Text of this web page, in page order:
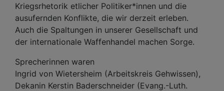
Kriegsrhetorik etlicher Politiker*innen und die
ausufernden Konflikte, die wir derzeit erleben.
Auch die Spaltungen in unserer Gesellschaft und
der internationale Waffenhandel machen Sorge.
Sprecherinnen waren
Ingrid von Wietersheim (Arbeitskreis Gehwissen),
Dekanin Kerstin Baderschneider (Evang.-Luth.